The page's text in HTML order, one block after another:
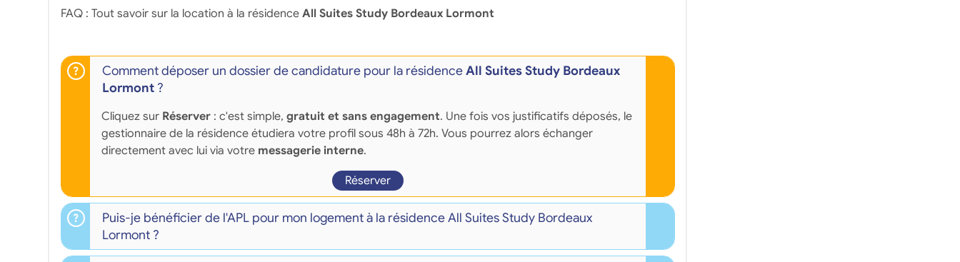
FAQ : Tout savoir sur la location à la résidence All Suites Study Bordeaux Lormont
Comment déposer un dossier de candidature pour la résidenceAll Suites Study Bordeaux
Lormont?
Cliquez sur Réserver: c'est simple, gratuit et sans engagement. Une fois vos justificatifs déposés, le
gestionnaire de la résidence étudiera votre profil sous 48h à 72h. Vous pourrez alors échanger
directement avec lui via votre messagerie interne.
Réserver
Puis-je bénéficier de l'APL pour mon logement à la résidence All Suites Study Bordeaux
Lormont ?